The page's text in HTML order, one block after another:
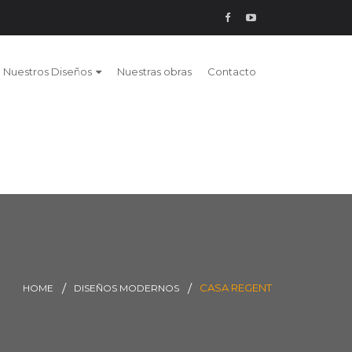
Nuestros Diseños Nuestras obras Contacto
HOME DISEÑOS MODERNOS CASA REGENT